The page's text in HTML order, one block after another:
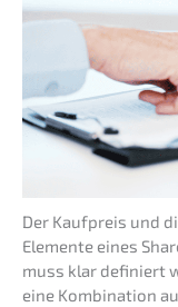
Der Kaufpreis und
Elemen­te eines
muss klar definiert
eine Kombi­na­ti­on